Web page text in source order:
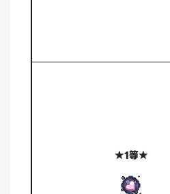
★1等★